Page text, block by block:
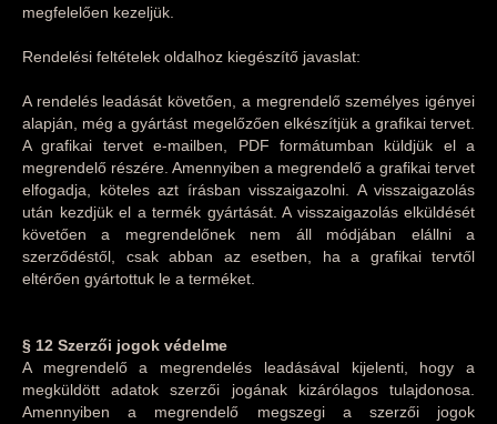
megfelelően kezeljük.
Rendelési feltételek oldalhoz kiegészítő javaslat:
A rendelés leadását követően, a megrendelő személyes igényei
alapján, még a gyártást megelőzően elkészítjük a grafikai tervet.
A grafikai tervet e-mailben, PDF formátumban küldjük el a
megrendelő részére. Amennyiben a megrendelő a grafikai tervet
elfogadja, köteles azt írásban visszaigazolni. A visszaigazolás
után kezdjük el a termék gyártását. A visszaigazolás elküldését
követően a megrendelőnek nem áll módjában elállni a
szerződéstől, csak abban az esetben, ha a grafikai tervtől
eltérően gyártottuk le a terméket.
§ 12 Szerzői jogok védelme
A megrendelő a megrendelés leadásával kijelenti, hogy a
megküldött adatok szerzői jogának kizárólagos tulajdonosa.
Amennyiben a megrendelő megszegi a szerzői jogok